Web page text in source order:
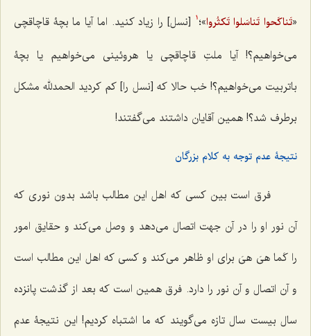
«تَناکَحوا تَناسَلوا تَکثُروا»؛ 1
[نسل] را زیاد كنید. اما آیا ما بچۀ قاچاقچى
مى‌خواهیم؟! آیا ملتِ قاچاقچى یا هروئینى مى‌خواهیم یا بچۀ
باتربیت مى‌خواهیم؟! خب حالا كه [نسل را] كم كردید الحمدلله مشكل
برطرف شد؟! همین آقایان داشتند مى‌گفتند!
نتیجۀ عدم توجه به کلام بزرگان
فرق است بین كسى كه اهل این مطالب باشد بدون نورى كه
آن نور او را در آن جهت اتصال می‌دهد و وصل ‌می‌كند و حقایق امور
راکَما هىَ هىَ براى او ظاهر می‌كند و كسى كه اهل این مطالب است
و آن اتصال و آن نور را دارد. فرق همین‌ است که بعد از گذشت پانزده
سال بیست سال تازه مى‌گویند که ما اشتباه كردیم! این نتیجۀ عدم